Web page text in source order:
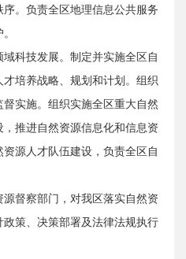
。负责全区地理信息公共服务
域科技发展。制定并实施全区自
培养战略、规划和计划。组织
实施。组织实施全区重大自然
推进自然资源信息化和信息资
源人才队伍建设，负责全区自
源督察部门，对我区落实自然资
策、决策部署及法律法规执行